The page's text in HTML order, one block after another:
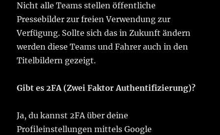
Nicht alle Teams stellen öffentliche
Pressebilder zur freien Verwendung zur
Verfügung. Sollte sich das in Zukunft ändern
werden diese Teams und Fahrer auch in den
Titelbildern gezeigt.
Gibt es 2FA (Zwei Faktor Authentifizierung)?
Ja, du kannst 2FA über deine
Profileinstellungen mittels Google